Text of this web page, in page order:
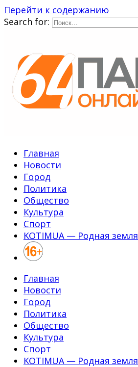
Перейти к содержанию
Search for:
Главная
Новости
Город
Политика
Общество
Культура
Спорт
KOTIMUA — Родная земля
Главная
Новости
Город
Политика
Общество
Культура
Спорт
KOTIMUA — Родная земля